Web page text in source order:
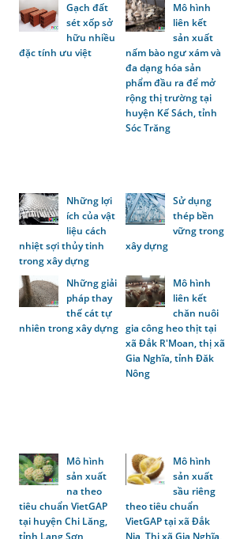
Gạch đất
sét xốp sở
hữu nhiều
đặc tính ưu việt
Mô hình
liên kết
sản xuất
nấm bào ngư xám và
đa dạng hóa sản
phẩm đầu ra để mở
rộng thị trường tại
huyện Kế Sách, tỉnh
Sóc Trăng
Những lợi
ích của vật
liệu cách
nhiệt sợi thủy tinh
trong xây dựng
Sử dụng
thép bền
vững trong
xây dựng
Những giải
pháp thay
thế cát tự
nhiên trong xây dựng
Mô hình
liên kết
chăn nuôi
gia công heo thịt tại
xã Đắk R'Moan, thị xã
Gia Nghĩa, tỉnh Đăk
Nông
Mô hình
sản xuất
na theo
tiêu chuẩn VietGAP
tại huyện Chi Lăng,
tỉnh Lạng Sơn
Mô hình
sản xuất
sầu riêng
theo tiêu chuẩn
VietGAP tại xã Đắk
Nia, Thị xã Gia Nghĩa,